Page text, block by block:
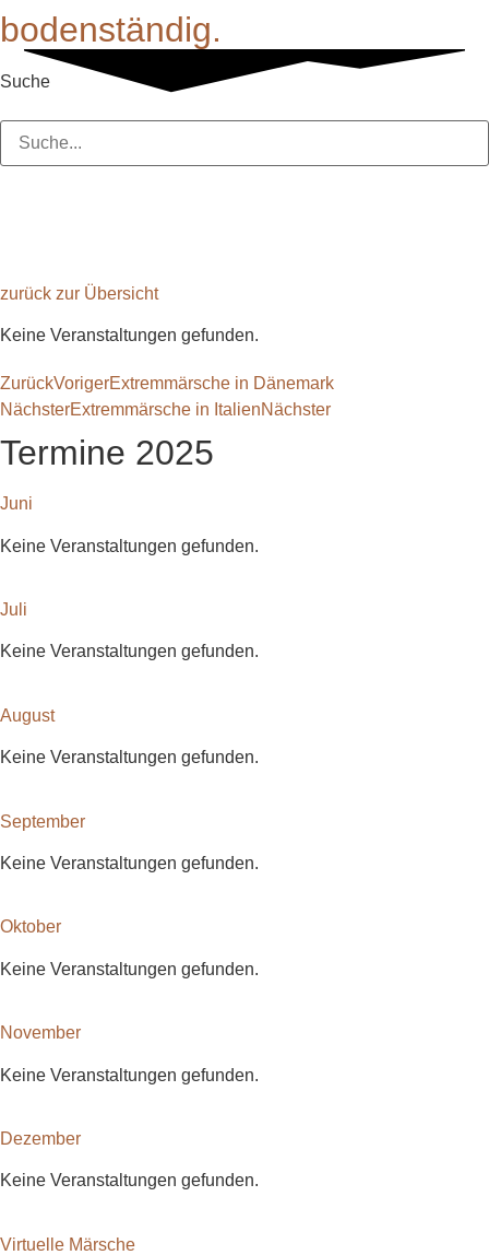
Inhalt
wechseln
bodenständig.
Suche
Extremmärsche in der
zurück zur Übersicht
Keine Veranstaltungen gefunden.
ZurückVorigerExtremmärsche in Dänemark
NächsterExtremmärsche in ItalienNächster
Termine 2025
Juni
Keine Veranstaltungen gefunden.
Juli
Keine Veranstaltungen gefunden.
August
Keine Veranstaltungen gefunden.
September
Keine Veranstaltungen gefunden.
Oktober
Keine Veranstaltungen gefunden.
November
Keine Veranstaltungen gefunden.
Dezember
Keine Veranstaltungen gefunden.
Virtuelle Märsche